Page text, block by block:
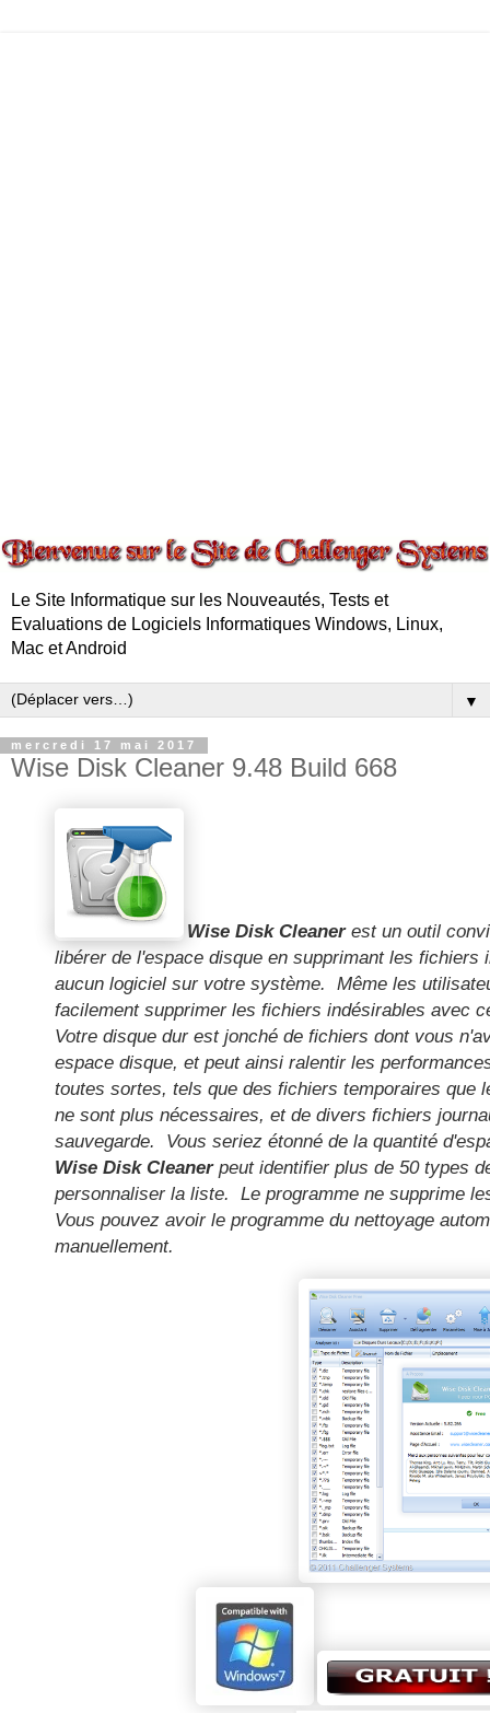
Le Site Informatique sur les Nouveautés, Tests et
Evaluations de Logiciels Informatiques Windows, Linux,
Mac et Android
▼
mercredi 17 mai 2017
Wise Disk Cleaner 9.48 Build 668
Wise Disk Cleanerest un outil
libérer de l'espace disque en supprimant les
aucun logiciel sur votre système. Même les
facilement supprimer les fichiers indésirables avec
Votre disque dur est jonché de fichiers dont vous
espace disque, et peut ainsi ralentir les
toutes sortes, tels que des fichiers temporaires que
ne sont plus nécessaires, et de divers fichiers
sauvegarde. Vous seriez étonné de la quantité
Wise Disk Cleanerpeut identifier plus de 50 types
personnaliser la liste. Le programme ne supprime
Vous pouvez avoir le programme du nettoyage
manuellement.